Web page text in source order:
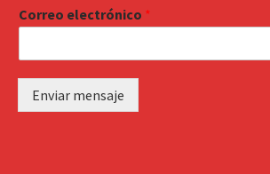
Correo electrónico *
Enviar mensaje